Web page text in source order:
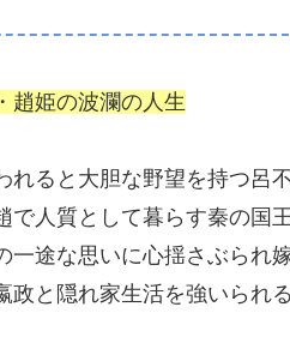
趙姫の波瀾の人生
れると大胆な野望を持つ呂
人質として暮らす秦の国
一途な思いに心揺さぶられ
と隠れ家生活を強いられ